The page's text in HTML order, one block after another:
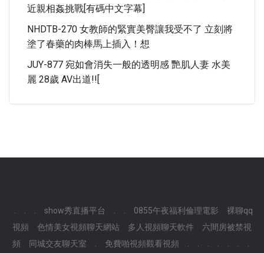
近親相姦挑戰[有碼中文字幕]
NHDTB-270 女教師的緊實美臀讓我受不了 立刻將
塗了春藥的肉棒馬上插入！想
JUY-877 宛如會消失一般的透明感 艷肌人妻 水美
麗 28歲 AV出道!![
show秀直播平台 0855午夜福利倫理電影
裸聊qq
視頻
色情美女視頻聊天網站 多人視頻聊天軟件
六間房被禁視
頻
同城交友聊天室 免費啪視頻觀看視頻